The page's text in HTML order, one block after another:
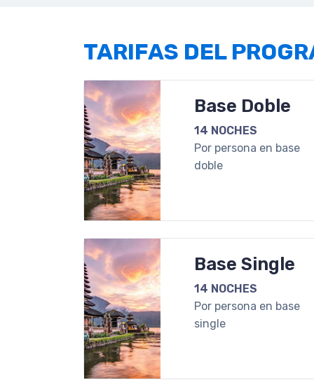
TARIFAS DEL
Base Doble
14 NOCHES
Por persona en base
doble
Base Single
14 NOCHES
Por persona en base
single